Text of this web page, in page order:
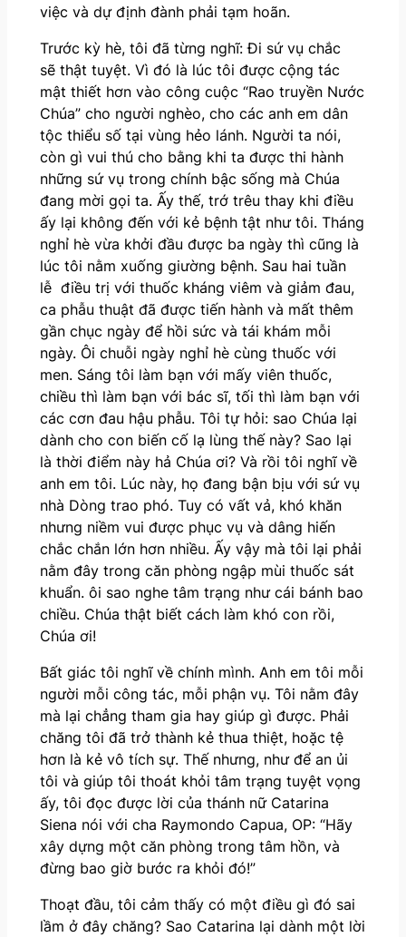
việc và dự định đành phải tạm hoãn.
Trước kỳ hè, tôi đã từng nghĩ: Đi sứ vụ chắc
sẽ thật tuyệt. Vì đó là lúc tôi được cộng tác
mật thiết hơn vào công cuộc “Rao truyền Nước
Chúa” cho người nghèo, cho các anh em dân
tộc thiểu số tại vùng hẻo lánh. Người ta nói,
còn gì vui thú cho bằng khi ta được thi hành
những sứ vụ trong chính bậc sống mà Chúa
đang mời gọi ta. Ấy thế, trớ trêu thay khi điều
ấy lại không đến với kẻ bệnh tật như tôi. Tháng
nghỉ hè vừa khởi đầu được ba ngày thì cũng là
lúc tôi nằm xuống giường bệnh. Sau hai tuần
lễ điều trị với thuốc kháng viêm và giảm đau,
ca phẫu thuật đã được tiến hành và mất thêm
gần chục ngày để hồi sức và tái khám mỗi
ngày. Ôi chuỗi ngày nghỉ hè cùng thuốc với
men. Sáng tôi làm bạn với mấy viên thuốc,
chiều thì làm bạn với bác sĩ, tối thì làm bạn với
các cơn đau hậu phẫu. Tôi tự hỏi: sao Chúa lại
dành cho con biến cố lạ lùng thế này? Sao lại
là thời điểm này hả Chúa ơi? Và rồi tôi nghĩ về
anh em tôi. Lúc này, họ đang bận bịu với sứ vụ
nhà Dòng trao phó. Tuy có vất vả, khó khăn
nhưng niềm vui được phục vụ và dâng hiến
chắc chắn lớn hơn nhiều. Ấy vậy mà tôi lại phải
nằm đây trong căn phòng ngập mùi thuốc sát
khuẩn. ôi sao nghe tâm trạng như cái bánh bao
chiều. Chúa thật biết cách làm khó con rồi,
Chúa ơi!
Bất giác tôi nghĩ về chính mình. Anh em tôi mỗi
người mỗi công tác, mỗi phận vụ. Tôi nằm đây
mà lại chẳng tham gia hay giúp gì được. Phải
chăng tôi đã trở thành kẻ thua thiệt, hoặc tệ
hơn là kẻ vô tích sự. Thế nhưng, như để an ủi
tôi và giúp tôi thoát khỏi tâm trạng tuyệt vọng
ấy, tôi đọc được lời của thánh nữ Catarina
Siena nói với cha Raymondo Capua, OP: “Hãy
xây dựng một căn phòng trong tâm hồn, và
đừng bao giờ bước ra khỏi đó!”
Thoạt đầu, tôi cảm thấy có một điều gì đó sai
lầm ở đây chăng? Sao Catarina lại dành một lời